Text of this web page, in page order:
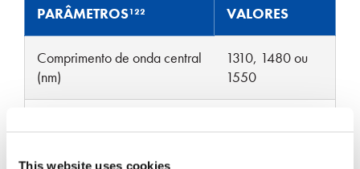
This website uses cookies
PARÂMETROS¹²² VALORES
Comprimento de onda central
(nm)
1310, 1480 ou
1550